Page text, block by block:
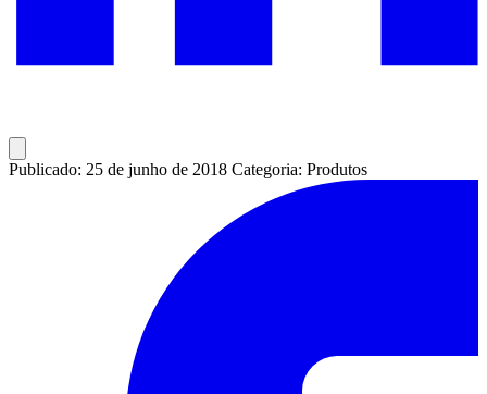
Publicado: 25 de junho de 2018 Categoria: Produtos